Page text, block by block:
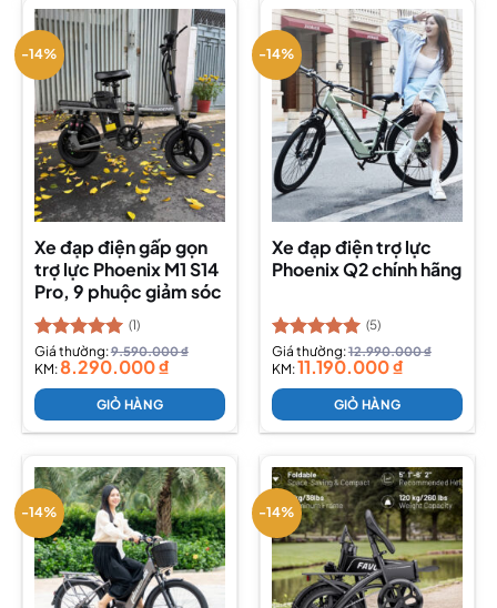
-14%
Xe đạp điện gấp gọn
trợ lực Phoenix M1 S14
Pro, 9 phuộc giảm sóc
Được xếp
hạng5.00
5 sao
(1)
Giá thường:9.590.000₫
KM:8.290.000₫
GIỎ HÀNG
-14%
Xe đạp điện trợ lực
Phoenix Q2 chính hãng
Được xếp
hạng5.00
5 sao
(5)
Giá thường:12.990.000₫
KM:11.190.000₫
GIỎ HÀNG
-14% -14%